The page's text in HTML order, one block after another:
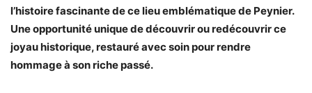
l’histoire fascinante de ce lieu emblématique de Peynier.
Une opportunité unique de découvrir ou redécouvrir ce
joyau historique, restauré avec soin pour rendre
hommage à son riche passé.